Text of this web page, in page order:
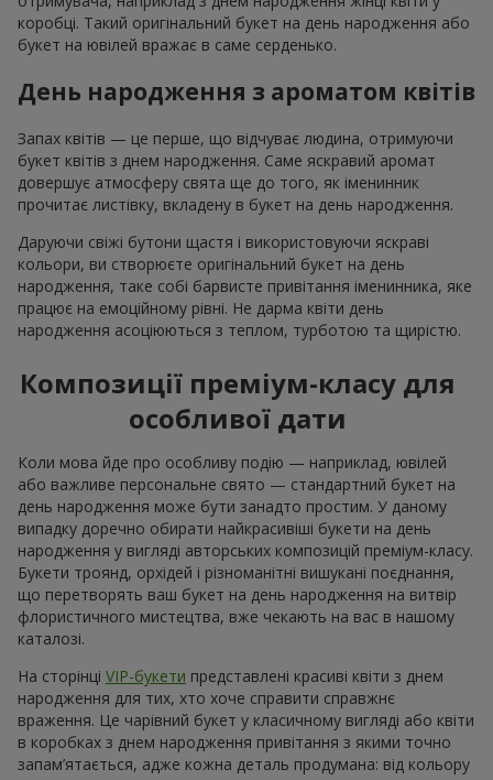
Наші досягнення
«Вибір країни»
Найкращий квітковий магазин
«Ukrainian Business Award»
2026 рік
Доставка квітів року в Україні
«Вибір країни»
2025 рік
Сервіс доставки квітів
2025 рік
Щойно доставили